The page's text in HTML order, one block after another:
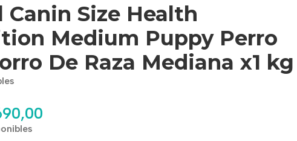
Canin Size Health
Medium Puppy Perro
De Raza Mediana x1 kg